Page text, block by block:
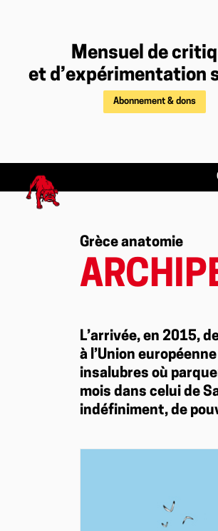
Mensuel de
et d’expérimentation
Abonnement & dons
Grèce anatomie
L’arrivée, en 2015,
à l’Union
insalubres où
mois dans celui de
indéfiniment, de